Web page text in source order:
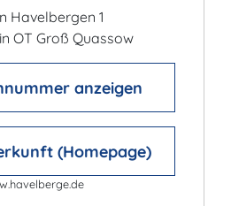
Havelbergen 1
OT Groß Quassow
anzeigen
(Homepage)